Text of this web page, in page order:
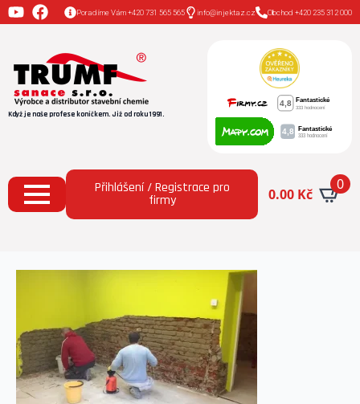
Poradíme Vám +420 731 565 565 info@injektaz.cz Obchod +420 235 312 000
Když je naše profese koníčkem. Již od roku 1991.
Přihlášení / Registrace pro
firmy 0.00 Kč
0